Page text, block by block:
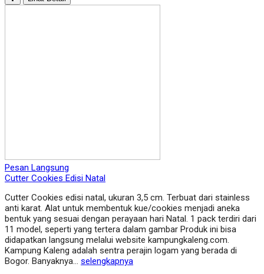
Pesan Langsung
Cutter Cookies Edisi Natal
Cutter Cookies edisi natal, ukuran 3,5 cm. Terbuat dari stainless
anti karat. Alat untuk membentuk kue/cookies menjadi aneka
bentuk yang sesuai dengan perayaan hari Natal. 1 pack terdiri dari
11 model, seperti yang tertera dalam gambar Produk ini bisa
didapatkan langsung melalui website kampungkaleng.com.
Kampung Kaleng adalah sentra perajin logam yang berada di
Bogor. Banyaknya… selengkapnya